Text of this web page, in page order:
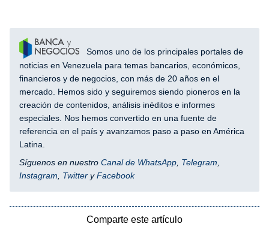
Somos uno de los principales portales de
noticias en Venezuela para temas bancarios, económicos,
financieros y de negocios, con más de 20 años en el
mercado. Hemos sido y seguiremos siendo pioneros en la
creación de contenidos, análisis inéditos e informes
especiales. Nos hemos convertido en una fuente de
referencia en el país y avanzamos paso a paso en América
Latina.
Síguenos en nuestro Canal de WhatsApp Telegram
Instagram
Twitter yFacebook
Comparte este artículo